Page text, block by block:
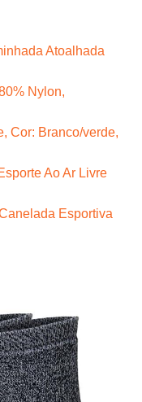
Atoalhada
Nylon,
Cor: Branco/verde,
Ao Ar Livre
Esportiva